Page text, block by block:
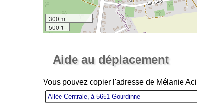
300 m
500 ft
Aide au déplacement
Vous pouvez copier l'adresse de Mélanie